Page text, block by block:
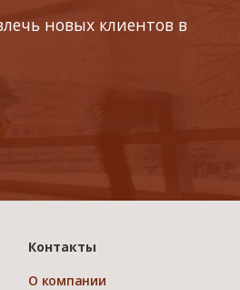
новых клиентов в
Контакты
О компании